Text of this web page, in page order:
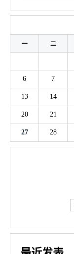
一 二
6 7
13 14
20 21
27 28